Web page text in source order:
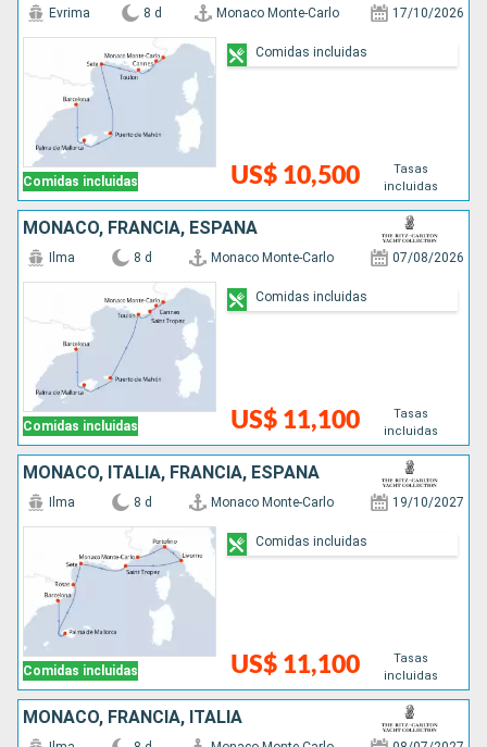
Comidas incluidas
Evrima 8 d Monaco Monte-Carlo 17/10/2026
US$ 10,500
Tasas
incluidas
Comidas incluidas
MONACO, FRANCIA, ESPAÑA
Comidas incluidas
Ilma 8 d Monaco Monte-Carlo 07/08/2026
US$ 11,100
Tasas
incluidas
Comidas incluidas
MONACO, ITALIA, FRANCIA, ESPAÑA
Comidas incluidas
Ilma 8 d Monaco Monte-Carlo 19/10/2027
US$ 11,100
Tasas
incluidas
Comidas incluidas
MONACO, FRANCIA, ITALIA